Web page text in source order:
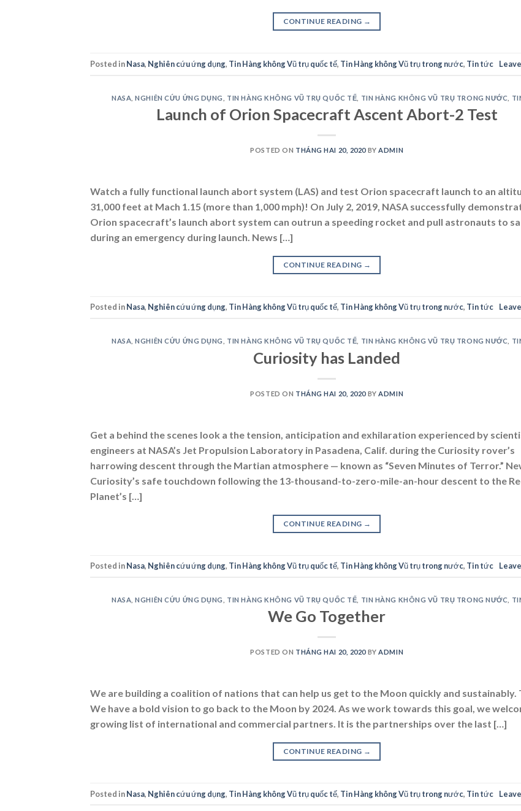
CONTINUE READING →
Posted inNasa, Nghiên cứu ứng dụng, Tin Hàng không Vũ trụ quốc tế, Tin Hàng không Vũ trụ trong nước, Tin tức
NASA ,NGHIÊN CỨU ỨNG DỤNG TIN HÀNG KHÔNG VŨ TRỤ QUỐC TẾ TIN HÀNG KHÔNG VŨ TRỤ TRONG NƯỚC
Launch of Orion Spacecraft Ascent Abort-2 Test
POSTED ON THÁNG HAI 20, 2020 BYADMIN
Watch a fully functional launch abort system (LAS) and test Orion spacecraft launch to an
31,000 feet at Mach 1.15 (more than 1,000 mph)! On July 2, 2019, NASA successfully
Orion spacecraft’s launch abort system can outrun a speeding rocket and pull astronauts to
during an emergency during launch. News […]
CONTINUE READING →
Posted inNasa, Nghiên cứu ứng dụng, Tin Hàng không Vũ trụ quốc tế, Tin Hàng không Vũ trụ trong nước, Tin tức
NASA ,NGHIÊN CỨU ỨNG DỤNG TIN HÀNG KHÔNG VŨ TRỤ QUỐC TẾ TIN HÀNG KHÔNG VŨ TRỤ TRONG NƯỚC
Curiosity has Landed
POSTED ON THÁNG HAI 20, 2020 BYADMIN
Get a behind the scenes look a the tension, anticipation and exhilaration experienced by
engineers at NASA’s Jet Propulsion Laboratory in Pasadena, Calif. during the Curiosity rover’s
harrowing descent through the Martian atmosphere — known as “Seven Minutes of Terror.”
Curiosity’s safe touchdown following the 13-thousand-to-zero-mile-an-hour descent to the
Planet’s […]
CONTINUE READING →
Posted inNasa, Nghiên cứu ứng dụng, Tin Hàng không Vũ trụ quốc tế, Tin Hàng không Vũ trụ trong nước, Tin tức
NASA ,NGHIÊN CỨU ỨNG DỤNG TIN HÀNG KHÔNG VŨ TRỤ QUỐC TẾ TIN HÀNG KHÔNG VŨ TRỤ TRONG NƯỚC
We Go Together
POSTED ON THÁNG HAI 20, 2020 BYADMIN
We are building a coalition of nations that can help us get to the Moon quickly and sustainably.
We have a bold vision to go back to the Moon by 2024. As we work towards this goal, we
growing list of international and commercial partners. It is the partnerships over the last […]
CONTINUE READING →
Posted inNasa, Nghiên cứu ứng dụng, Tin Hàng không Vũ trụ quốc tế, Tin Hàng không Vũ trụ trong nước, Tin tức